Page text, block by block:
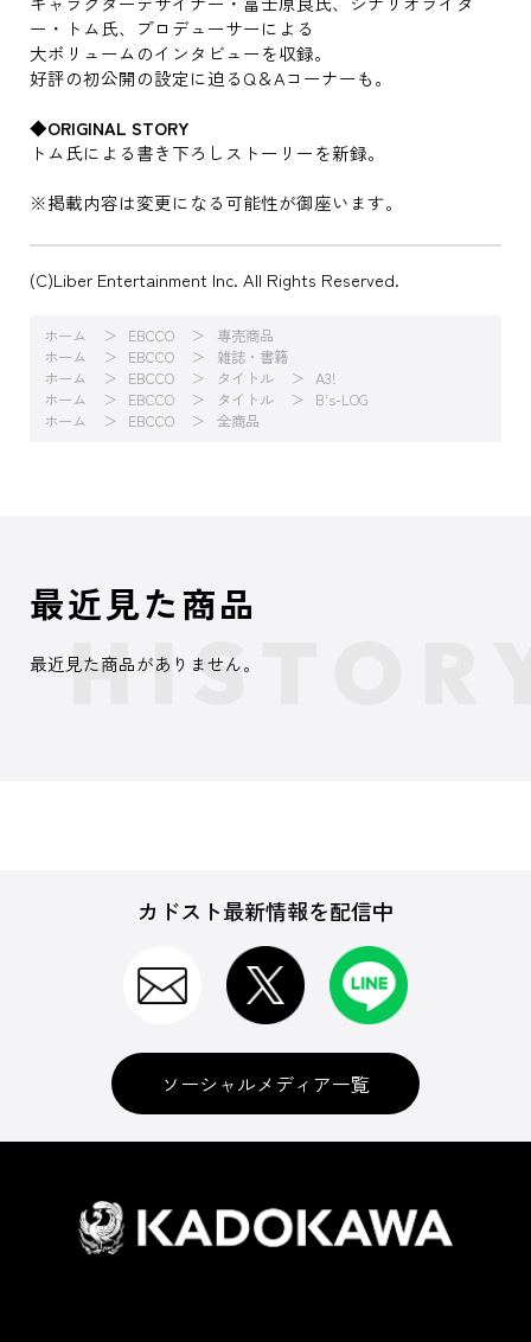
ー・トム氏、プロデューサーによる
大ボリュームのインタビューを収録。
好評の初公開の設定に迫るQ＆Aコーナーも。
◆ORIGINAL STORY
トム氏による書き下ろしストーリーを新録。
※掲載内容は変更になる可能性が御座います。
(C)Liber Entertainment Inc. All Rights Reserved.
ホーム EBCCO
専売商品
ホーム
EBCCO
雑誌・書籍
ホーム
EBCCO タイトル
A3!
ホーム
EBCCO タイトル
B's-LOG
ホーム
EBCCO 全商品
最近見た商品
最近見た商品がありません。
カドスト最新情報を配信中
ソーシャルメディア一覧